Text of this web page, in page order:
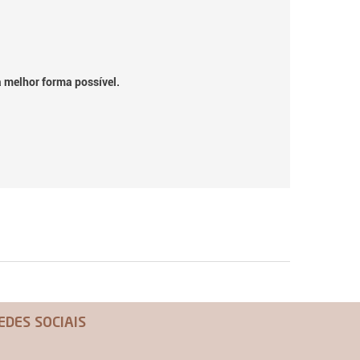
melhor forma possível.
SOCIAIS